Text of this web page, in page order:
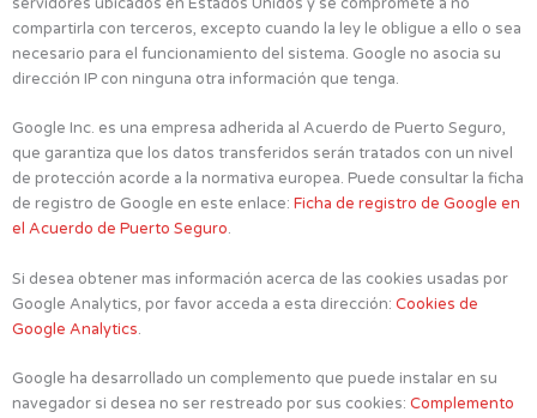
compartirla con terceros, excepto cuando la ley le obligue a ello o sea
necesario para el funcionamiento del sistema. Google no asocia su
dirección IP con ninguna otra información que tenga.
Google Inc. es una empresa adherida al Acuerdo de Puerto Seguro,
que garantiza que los datos transferidos serán tratados con un nivel
de protección acorde a la normativa europea. Puede consultar la ficha
de registro de Google en este enlace: Ficha de registro de Google en
el Acuerdo de Puerto Seguro.
Si desea obtener mas información acerca de las cookies usadas por
Google Analytics, por favor acceda a esta dirección: Cookies de
Google Analytics.
Google ha desarrollado un complemento que puede instalar en su
navegador si desea no ser restreado por sus cookies: Complemento